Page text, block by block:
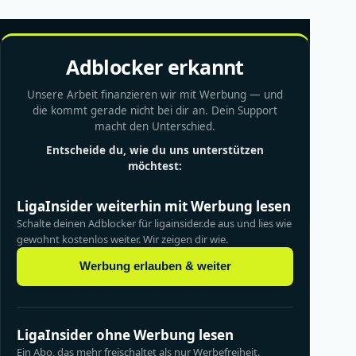
Adblocker erkannt
Unsere Arbeit finanzieren wir mit Werbung — und
die kommt gerade nicht bei dir an. Dein Support
macht den Unterschied.
Entscheide du, wie du uns unterstützen
möchtest:
LigaInsider weiterhin mit Werbung lesen
Schalte deinen Adblocker für ligainsider.de aus und lies wie
gewohnt kostenlos weiter. Wir zeigen dir wie.
Werbung erlauben & weiter
LigaInsider ohne Werbung lesen
Ein Abo, das mehr freischaltet als nur Werbefreiheit.